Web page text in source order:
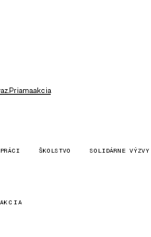
ŠKOLSTVO SOLIDÁRNE VÝZVY